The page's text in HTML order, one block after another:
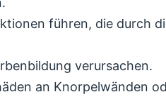
führen, die durch
verursachen.
an Knorpelwänden